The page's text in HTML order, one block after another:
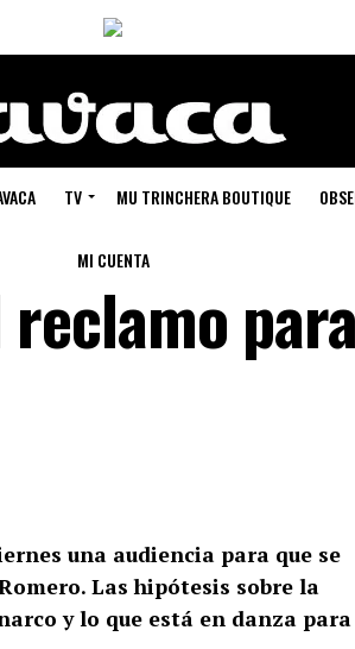
TV MU TRINCHERA BOUTIQUE
MI CUENTA
una audiencia para que se
Las hipótesis sobre la
y lo que está en danza para